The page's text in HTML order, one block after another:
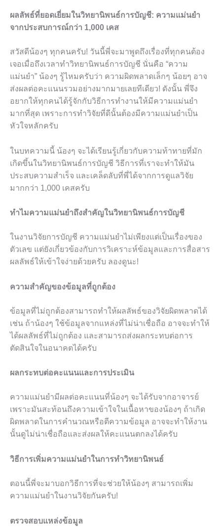
ผลลัพธ์ที่ยอดเยี่ยมในวิทยานิพนธ์การบัญชี: ความแม่นยำ
จากประสบการณ์กว่า 1,000 เคส
สวัสดีน้องๆ ทุกคนครับ! วันนี้พี่จะมาพูดถึงเรื่องที่ทุกคนต้อง
เจอเมื่อถึงเวลาทำวิทยานิพนธ์การบัญชี นั่นคือ “ความ
แม่นยำ” น้องๆ รู้ไหมครับว่า ความผิดพลาดเล็กๆ น้อยๆ อาจ
ส่งผลต่อคะแนนรวมอย่างมากมายเลยทีเดียว! ดังนั้น พี่จึง
อยากให้ทุกคนได้รู้จักกับวิธีการทำงานให้มีความแม่นยำ
มากที่สุด เพราะการทำวิจัยที่ดีนั้นต้องมีความแม่นยำเป็น
หัวใจหลักครับ
ในบทความนี้ น้องๆ จะได้เรียนรู้เกี่ยวกับความท้าทายที่มัก
เกิดขึ้นในวิทยานิพนธ์การบัญชี วิธีการที่เราจะทำให้มัน
ประสบความสำเร็จ และเคล็ดลับที่พี่ได้จากการดูแลวิจัย
มากกว่า 1,000 เคสครับ
ทำไมความแม่นยำถึงสำคัญในวิทยานิพนธ์การบัญชี
ในงานวิจัยการบัญชี ความแม่นยำไม่เพียงแต่เป็นเรื่องของ
ตัวเลข แต่ยังเกี่ยวข้องกับการวิเคราะห์ข้อมูลและการสื่อสาร
ผลลัพธ์ให้เข้าใจง่ายด้วยครับ ลองดูนะ!
ความสำคัญของข้อมูลที่ถูกต้อง
ข้อมูลที่ไม่ถูกต้องสามารถทำให้ผลลัพธ์ของวิจัยผิดพลาดได้
เช่น ถ้าน้องๆ ใช้ข้อมูลจากแหล่งที่ไม่น่าเชื่อถือ อาจจะทำให้
ได้ผลลัพธ์ที่ไม่ถูกต้อง และสามารถส่งผลกระทบต่อการ
ตัดสินใจในอนาคตได้ครับ
ผลกระทบต่อคะแนนและการประเมิน
ความแม่นยำมีผลต่อคะแนนที่น้องๆ จะได้รับจากอาจารย์
เพราะมันสะท้อนถึงความเข้าใจในเนื้อหาของน้องๆ ถ้าเกิด
ผิดพลาดในการคำนวณหรือตีความข้อมูล อาจจะทำให้งาน
นั้นดูไม่น่าเชื่อถือและส่งผลให้คะแนนตกลงได้ครับ
วิธีการเพิ่มความแม่นยำในการทำวิทยานิพนธ์
ตอนนี้พี่จะมาบอกวิธีการที่จะช่วยให้น้องๆ สามารถเพิ่ม
ความแม่นยำในงานวิจัยกันครับ!
ตรวจสอบแหล่งข้อมูล